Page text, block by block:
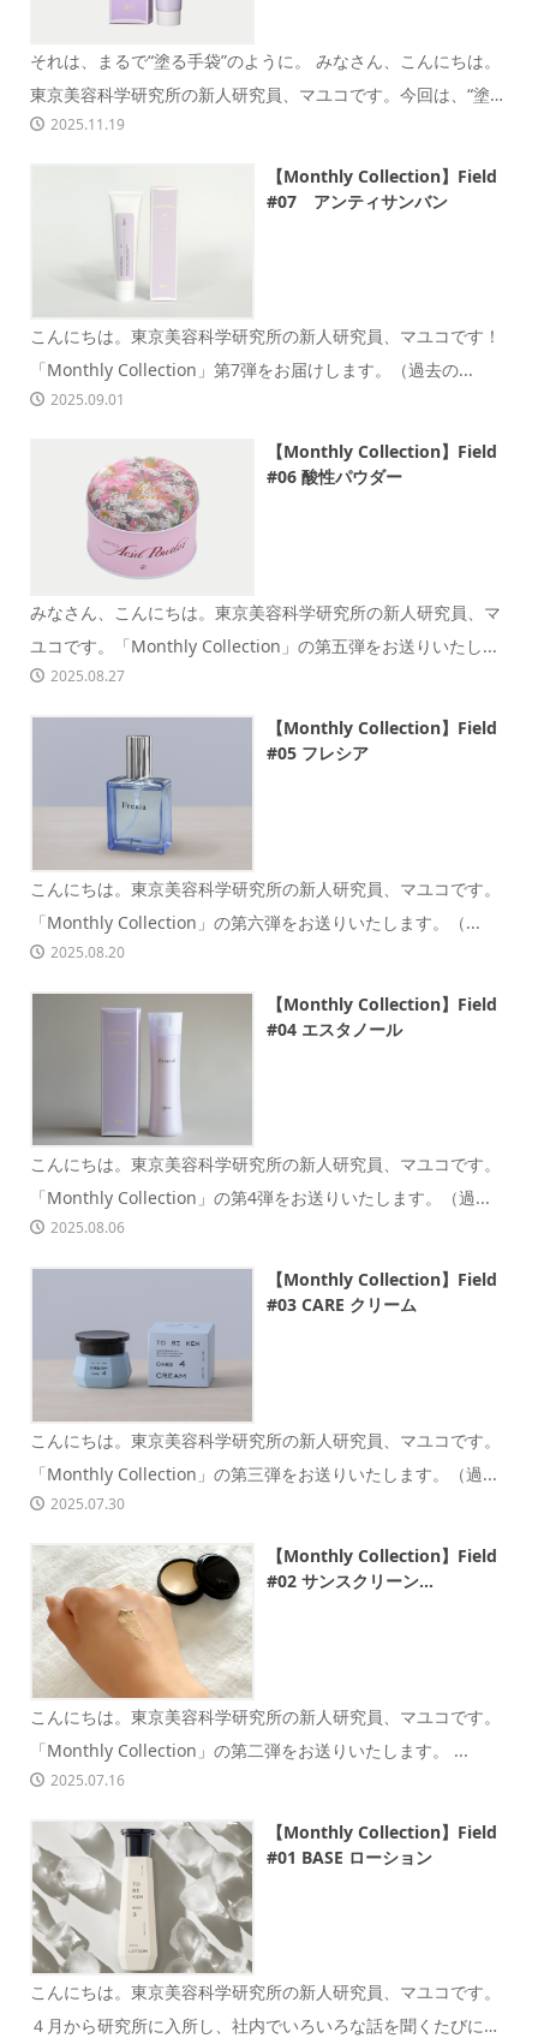
それは、まるで“塗る手袋”のように。 みなさん、こんにちは。
東京美容科学研究所の新人研究員、マユコです。今回は、“塗る
手袋”のよ...
2025.11.19
【Monthly Collection】Field
#07 アンティサンバン
こんにちは。東京美容科学研究所の新人研究員、マユコです！
「Monthly Collection」第7弾をお届けします。（過去の...
2025.09.01
【Monthly Collection】Field
#06 酸性パウダー
みなさん、こんにちは。東京美容科学研究所の新人研究員、マ
ユコです。「Monthly Collection」の第五弾をお送りいたし...
2025.08.27
【Monthly Collection】Field
#05 フレシア
こんにちは。東京美容科学研究所の新人研究員、マユコです。
「Monthly Collection」の第六弾をお送りいたします。（...
2025.08.20
【Monthly Collection】Field
#04 エスタノール
こんにちは。東京美容科学研究所の新人研究員、マユコです。
「Monthly Collection」の第4弾をお送りいたします。（過...
2025.08.06
【Monthly Collection】Field
#03 CARE クリーム
こんにちは。東京美容科学研究所の新人研究員、マユコです。
「Monthly Collection」の第三弾をお送りいたします。（過...
2025.07.30
【Monthly Collection】Field
#02 サンスクリーン...
こんにちは。東京美容科学研究所の新人研究員、マユコです。
「Monthly Collection」の第二弾をお送りいたします。 ...
2025.07.16
【Monthly Collection】Field
#01 BASE ローション
こんにちは。東京美容科学研究所の新人研究員、マユコです。
４月から研究所に入所し、社内でいろいろな話を聞くたびに、